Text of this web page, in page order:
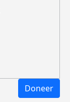
Doneer